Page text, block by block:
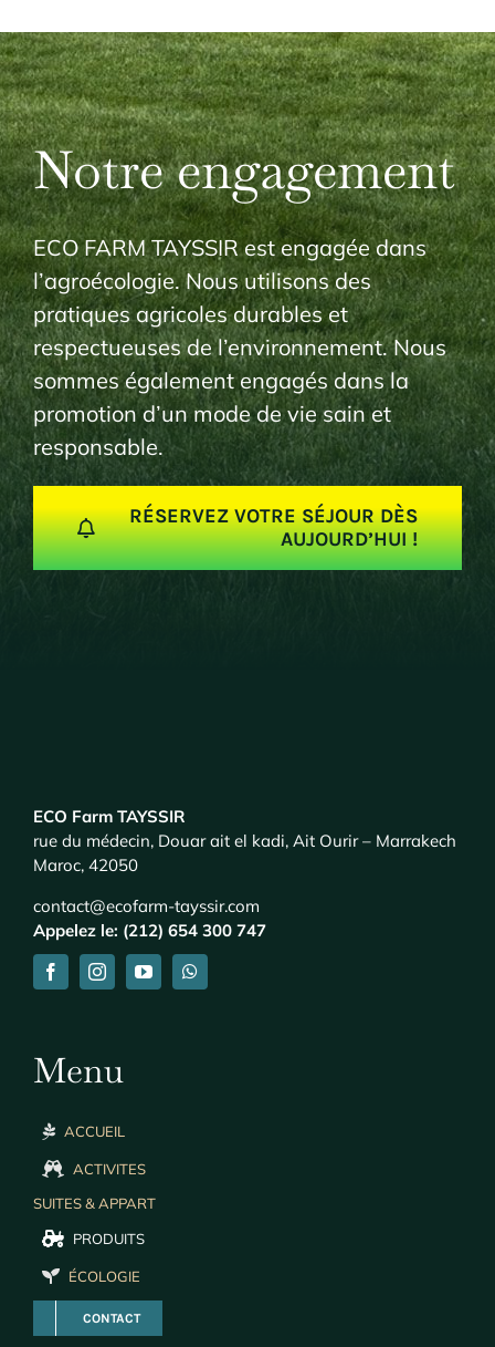
Notre engagement
ECO FARM TAYSSIR est engagée dans
l’agroécologie. Nous utilisons des
pratiques agricoles durables et
respectueuses de l’environnement. Nous
sommes également engagés dans la
promotion d’un mode de vie sain et
responsable.
RÉSERVEZ VOTRE SÉJOUR DÈS
AUJOURD’HUI !
ECO Farm TAYSSIR
rue du médecin, Douar ait el kadi, Ait Ourir – Marrakech
Maroc, 42050
contact@ecofarm-tayssir.com
Appelez le: (212) 654 300 747
Menu
ACCUEIL
ACTIVITES
SUITES & APPART
PRODUITS
ÉCOLOGIE
CONTACT